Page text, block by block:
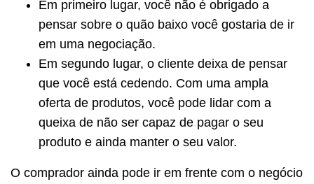
Em primeiro lugar, você não é obrigado a
pensar sobre o quão baixo você gostaria de ir
em uma negociação.
Em segundo lugar, o cliente deixa de pensar
que você está cedendo. Com uma ampla
oferta de produtos, você pode lidar com a
queixa de não ser capaz de pagar o seu
produto e ainda manter o seu valor.
O comprador ainda pode ir em frente com o negócio